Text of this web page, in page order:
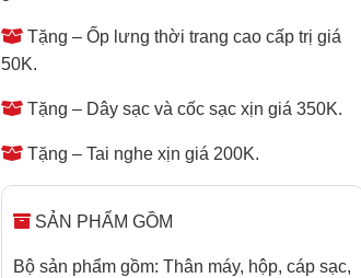
Tặng – Ốp lưng thời trang cao cấp trị giá
50K.
Tặng – Dây sạc và cốc sạc xịn giá 350K.
Tặng – Tai nghe xịn giá 200K.
SẢN PHẨM GỒM
Bộ sản phẩm gồm: Thân máy, hộp, cáp sạc,